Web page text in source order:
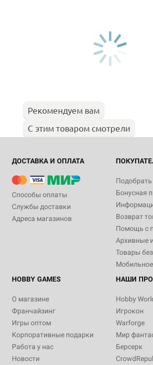
Рекомендуем вам
С этим товаром смотрели
ДОСТАВКА И ОПЛАТА
Способы оплаты
Службы доставки
Адреса магазинов
Подобрать
Бонусная
Возврат
Помощь с
Архивные
Товары
HOBBY GAMES
О магазине
Франчайзинг
Игры оптом
Корпоративные подарки
Работа у нас
Новости
НАШИ
Hobby
Игрокон
Warforge
Мир
Берсерк